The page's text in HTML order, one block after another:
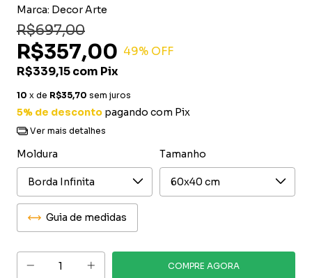
Marca: Decor Arte
R$697,00
R$357,00 49% OFF
R$339,15com Pix
10 x de R$35,70 sem juros
5% de desconto pagando com Pix
Ver mais detalhes
Moldura Tamanho
Guia de medidas